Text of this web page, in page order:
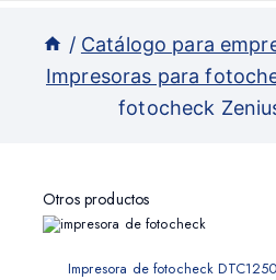
/ Catálogo para
Impresoras para
fotocheck
Otros productos
Impresora de fotocheck